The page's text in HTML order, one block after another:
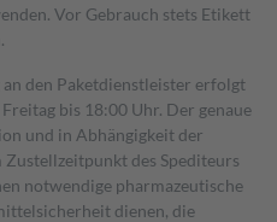
Vor Gebrauch stets Etikett
den Paketdienstleister erfolgt
bis 18:00 Uhr. Der genaue
und in Abhängigkeit der
des Spediteurs
notwendige pharmazeutische
dienen, die